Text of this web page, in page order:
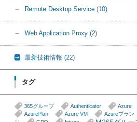
Remote Desktop Service (10)
Web Application Proxy (2)
最新技術情報 (22)
タグ
365グループ Authenticator Azure
AzurePlan
Azure VM Azureプラン